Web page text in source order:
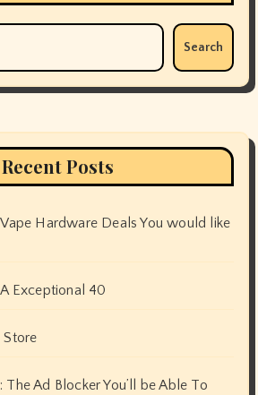
Search
Recent Posts
Hardware Deals You would like
Exceptional 40
Store
Ad Blocker You’ll be Able To